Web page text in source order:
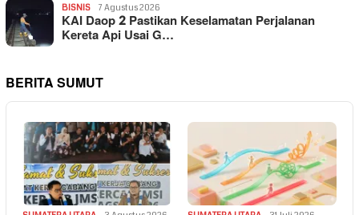
BISNIS 7 Agustus 2026
KAI Daop 2 Pastikan Keselamatan Perjalanan
Kereta Api Usai G…
BERITA SUMUT